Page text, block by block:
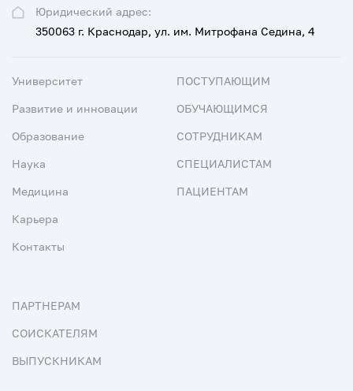
Юридический адрес:
350063 г. Краснодар, ул. им. Митрофана Седина, 4
Университет
Развитие и инновации
Образование
Наука
Медицина
Карьера
Контакты
ПОСТУПАЮЩИМ
ОБУЧАЮЩИМСЯ
СОТРУДНИКАМ
СПЕЦИАЛИСТАМ
ПАЦИЕНТАМ
ПАРТНЕРАМ
СОИСКАТЕЛЯМ
ВЫПУСКНИКАМ